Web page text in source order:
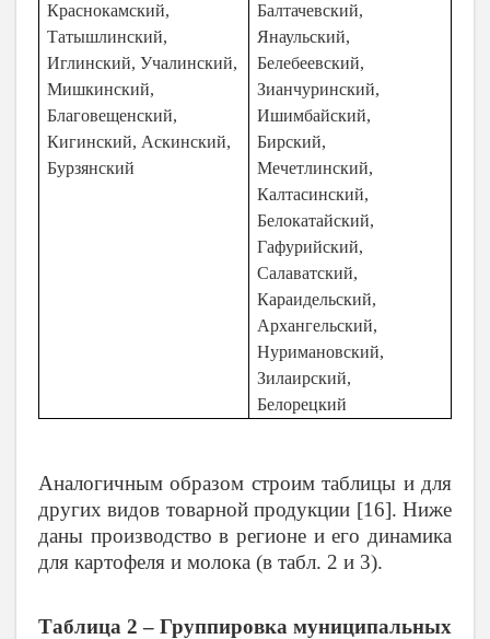
Краснокамский,
Татышлинский,
Иглинский, Учалинский,
Мишкинский,
Благовещенский,
Кигинский, Аскинский,
Бурзянский
Балтачевский,
Янаульский,
Белебеевский,
Зианчуринский,
Ишимбайский,
Бирский,
Мечетлинский,
Калтасинский,
Белокатайский,
Гафурийский,
Салаватский,
Караидельский,
Архангельский,
Нуримановский,
Зилаирский,
Белорецкий
Аналогичным образом строим таблицы и для
других видов товарной продукции [16]. Ниже
даны производство в регионе и его динамика
для картофеля и молока (в табл. 2 и 3).
Таблица 2 – Группировка муниципальных